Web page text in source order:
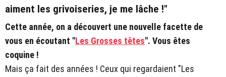
aiment les grivoiseries, je me lâche !"
Cette année, on a découvert une nouvelle facette de
vous en écoutant "Les Grosses têtes". Vous êtes
coquine !
Mais ça fait des années ! Ceux qui regardaient "Les